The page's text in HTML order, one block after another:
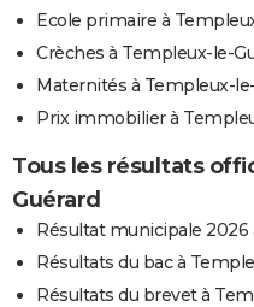
Ecole primaire à
Crèches à Templeux-le-
Maternités à Templeux-
Prix immobilier à
Tous les résultats
Guérard
Résultat municipale 2026
Résultats du bac à
Résultats du brevet à